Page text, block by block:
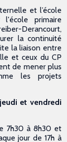
et l’école
primaire
Derancourt,
la continuité
la liaison entre
et ceux du CP
de mener plus
les projets
et vendredi
7h30 à 8h30 et
jour de 17h à